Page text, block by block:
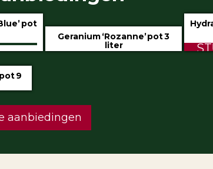
pot
Geranium ‘Rozanne’ pot 3
liter
9
aanbiedingen